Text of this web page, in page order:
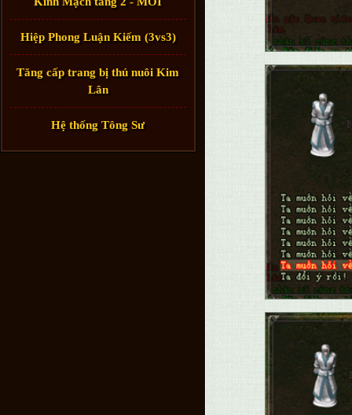
Hiệp Phong Luận Kiếm (3vs3)
Tăng cấp trang bị thú nuôi Kim
Lân
Hệ thống Tông Sư